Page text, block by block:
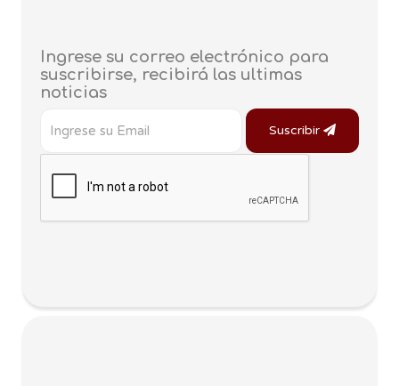
Ingrese su correo electrónico para
suscribirse, recibirá las ultimas
noticias
Suscribir